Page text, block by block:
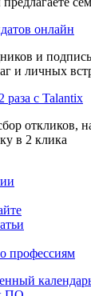
онлайн
и
и личных
раза с Talantix
откликов,
в 2 клика
профессиям